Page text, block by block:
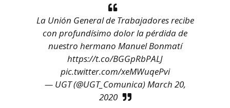
La Unión General de Trabajadores recibe
con profundísimo dolor la pérdida de
nuestro hermano Manuel Bonmatí
https://t.co/BGGpRbPALJ
pic.twitter.com/xeMWuqePvi
— UGT (@UGT_Comunica)March 20,
2020